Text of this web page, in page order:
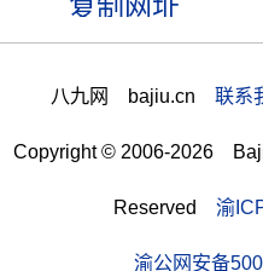
八九网 bajiu.cn 联系
Copyright © 2006-2026
Reserved 渝
渝公网安备